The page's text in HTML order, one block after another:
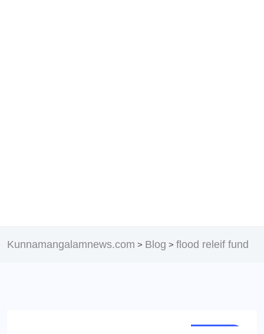
Kunnamangalamnews.com > Blog > flood releif fund